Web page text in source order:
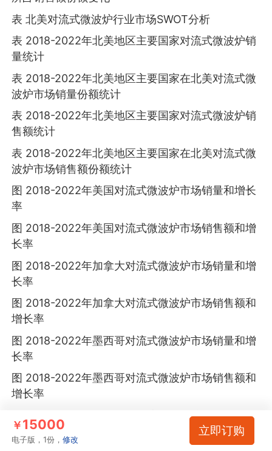
表 北美对流式微波炉行业市场SWOT分析
表 2018-2022年北美地区主要国家对流式微波炉销
量统计
表 2018-2022年北美地区主要国家在北美对流式微
波炉市场销量份额统计
表 2018-2022年北美地区主要国家对流式微波炉销
售额统计
表 2018-2022年北美地区主要国家在北美对流式微
波炉市场销售额份额统计
图 2018-2022年美国对流式微波炉市场销量和增长
率
图 2018-2022年美国对流式微波炉市场销售额和增
长率
图 2018-2022年加拿大对流式微波炉市场销量和增
长率
图 2018-2022年加拿大对流式微波炉市场销售额和
增长率
图 2018-2022年墨西哥对流式微波炉市场销量和增
长率
图 2018-2022年墨西哥对流式微波炉市场销售额和
增长率
图 2018-2022年欧洲地区对流式微波炉行业销量及
增长率统计
￥15000
电子版，1份，修改
立即订购